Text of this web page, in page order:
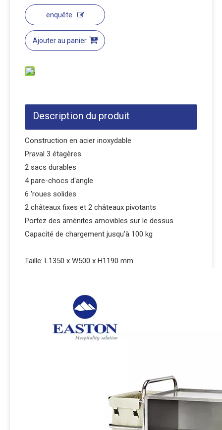
enquête
Ajouter au panier
Description du produit
Construction en acier inoxydable
Praval 3 étagères
2 sacs durables
4 pare-chocs d'angle
6 'roues solides
2 châteaux fixes et 2 châteaux pivotants
Portez des aménites amovibles sur le dessus
Capacité de chargement jusqu'à 100 kg
Taille: L1350 x W500 x H1190 mm